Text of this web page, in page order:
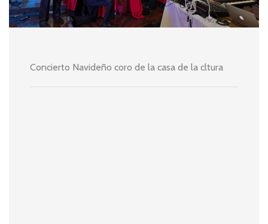
Concierto Navideño coro de la casa de la cltura